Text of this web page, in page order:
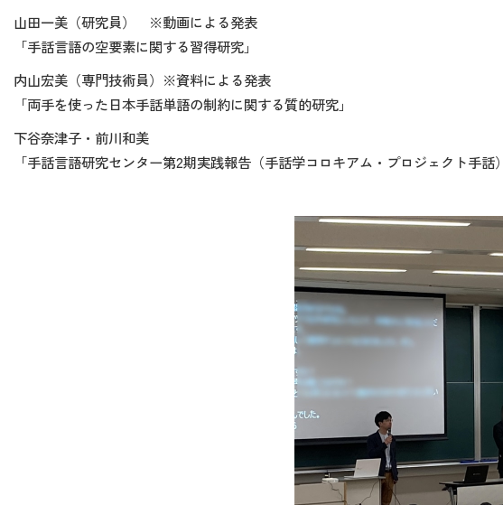
山田一美（研究員） ※動画による発表
「手話言語の空要素に関する習得研究」
内山宏美（専門技術員）※資料による発表
「両手を使った日本手話単語の制約に関する質的研究」
下谷奈津子・前川和美
「手話言語研究センター第2期実践報告（手話学コロキアム・プロジェクト手話）